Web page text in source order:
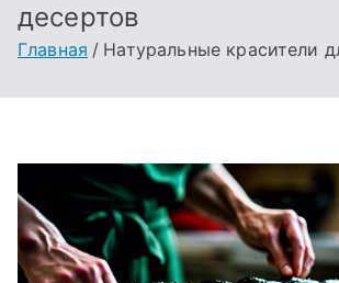
десертов
Главная Натуральные красители